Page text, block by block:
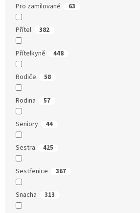
Pro zamilované 63
Přítel 382
Přítelkyně 448
Rodiče 58
Rodina 57
Seniory 44
Sestra 425
Sestřenice 367
Snacha 313